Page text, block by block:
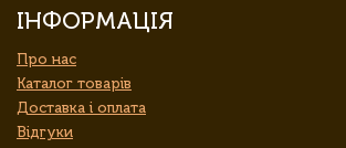
ІНФОРМАЦІЯ
Про нас
Каталог товарів
Доставка і оплата
Відгуки